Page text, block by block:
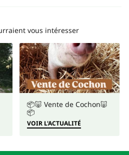
vous intéresser
📦🐷 Vente de Cochon🐷
📦
VOIR L'ACTUALITÉ